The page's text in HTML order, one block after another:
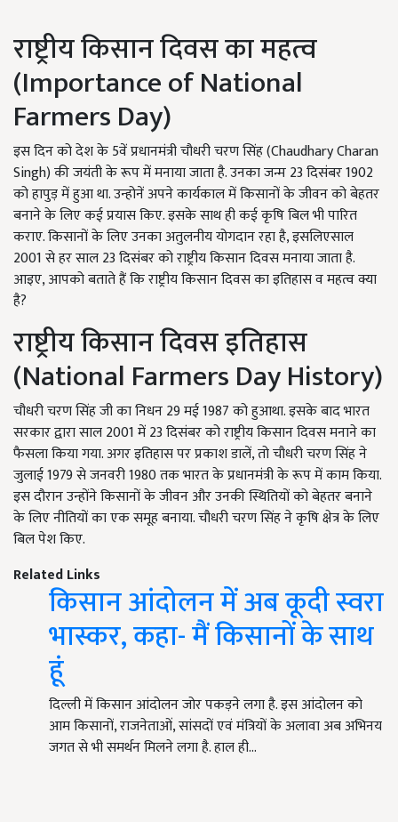
राष्ट्रीय किसान दिवस का महत्व
(Importance of National
Farmers Day)
इस दिन को देश के 5वें प्रधानमंत्री चौधरी चरण सिंह (Chaudhary Charan
Singh) की जयंती के रूप में मनाया जाता है. उनका जन्म 23 दिसंबर 1902
को हापुड़ में हुआ था. उन्होनें अपने कार्यकाल में किसानों के जीवन को बेहतर
बनाने के लिए कई प्रयास किए. इसके साथ ही कई कृषि बिल भी पारित
कराए. किसानों के लिए उनका अतुलनीय योगदान रहा है, इसलिएसाल
2001 से हर साल 23 दिसंबर को राष्ट्रीय किसान दिवस मनाया जाता है.
आइए, आपको बताते हैं कि राष्ट्रीय किसान दिवस का इतिहास व महत्व क्या
है?
राष्ट्रीय किसान दिवस इतिहास
(National Farmers Day History)
चौधरी चरण सिंह जी का निधन 29 मई 1987 को हुआथा. इसके बाद भारत
सरकार द्वारा साल 2001 में 23 दिसंबर को राष्ट्रीय किसान दिवस मनाने का
फैसला किया गया. अगर इतिहास पर प्रकाश डालें, तो चौधरी चरण सिंह ने
जुलाई 1979 से जनवरी 1980 तक भारत के प्रधानमंत्री के रूप में काम किया.
इस दौरान उन्होंने किसानों के जीवन और उनकी स्थितियों को बेहतर बनाने
के लिए नीतियों का एक समूह बनाया. चौधरी चरण सिंह ने कृषि क्षेत्र के लिए
बिल पेश किए.
Related Links
किसान आंदोलन में अब कूदी स्वरा
भास्कर, कहा- मैं किसानों के साथ
हूं
दिल्ली में किसान आंदोलन जोर पकड़ने लगा है. इस आंदोलन को
आम किसानों, राजनेताओं, सांसदों एवं मंत्रियों के अलावा अब अभिनय
जगत से भी समर्थन मिलने लगा है. हाल ही…